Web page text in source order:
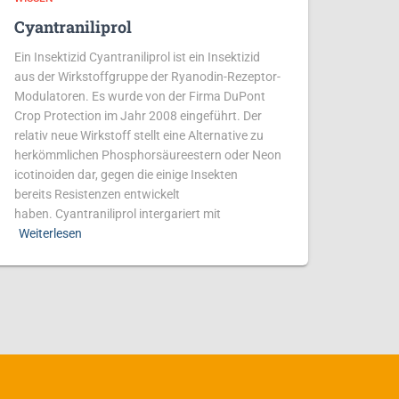
Cyantraniliprol
Ein Insektizid Cyantraniliprol ist ein Insektizid
aus der Wirkstoffgruppe der Ryanodin-Rezeptor-
Modulatoren. Es wurde von der Firma DuPont
Crop Protection im Jahr 2008 eingeführt. Der
relativ neue Wirkstoff stellt eine Alternative zu
herkömmlichen Phosphorsäureestern oder Neon
icotinoiden dar, gegen die einige Insekten
bereits Resistenzen entwickelt
haben. Cyantraniliprol intergariert mit
Weiterlesen